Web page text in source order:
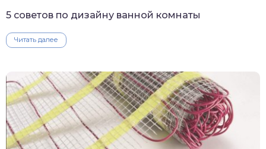
5 советов по дизайну ванной комнаты
Читать далее